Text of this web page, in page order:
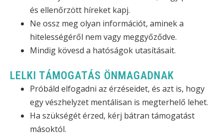
és ellenőrzött híreket kapj.
Ne ossz meg olyan információt, aminek a
hitelességéről nem vagy meggyőződve.
Mindig kövesd a hatóságok utasításait.
LELKI TÁMOGATÁS ÖNMAGADNAK
Próbáld elfogadni az érzéseidet, és azt is, hogy
egy vészhelyzet mentálisan is megterhelő lehet.
Ha szükségét érzed, kérj bátran támogatást
másoktól.